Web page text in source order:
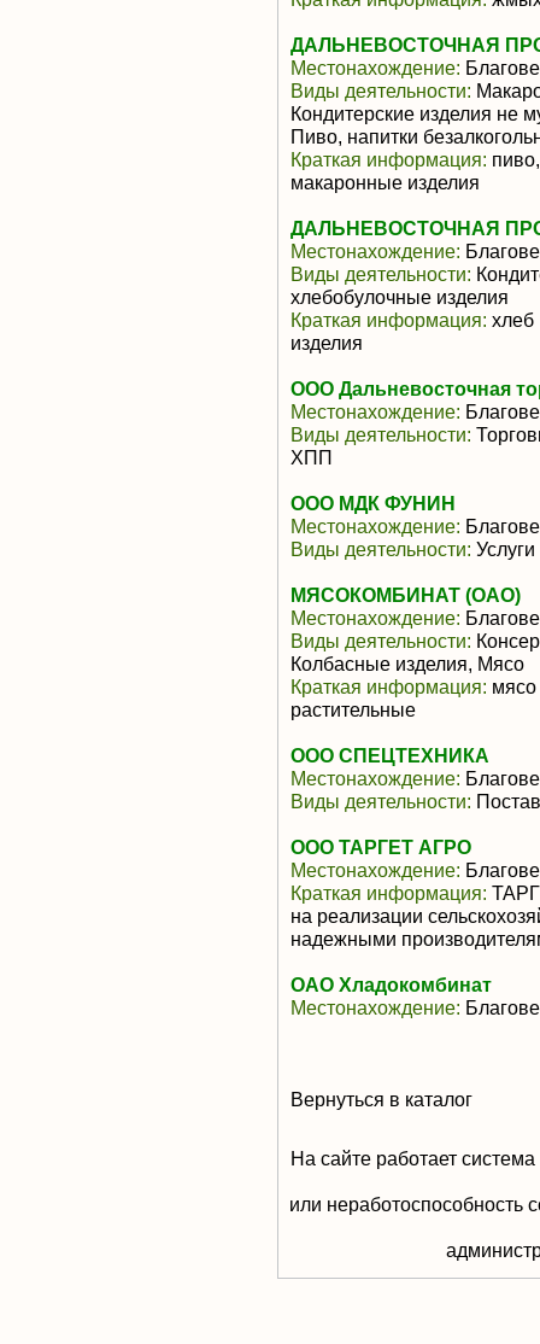
ДАЛЬНЕВОСТОЧНАЯ
Местонахождение:
Виды деятельности:
Кондитерские изделия не
Пиво, напитки
Краткая информация:
макаронные изделия
ДАЛЬНЕВОСТОЧНАЯ
Местонахождение:
Виды деятельности:
хлебобулочные изделия
Краткая информация: хлеб
изделия
ООО Дальневосточная
Местонахождение:
Виды деятельности:
ХПП
ООО МДК ФУНИН
Местонахождение:
Виды деятельности:
МЯСОКОМБИНАТ (ОАО)
Местонахождение:
Виды деятельности:
Колбасные изделия, Мясо
Краткая информация: мясо
растительные
ООО СПЕЦТЕХНИКА
Местонахождение:
Виды деятельности:
ООО ТАРГЕТ АГРО
Местонахождение:
Краткая информация:
на реализации
надежными
ОАО Хладокомбинат
Местонахождение:
Вернуться в каталог
На сайте работает
или неработоспособность